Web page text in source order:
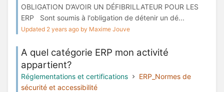
OBLIGATION D’AVOIR UN DÉFIBRILLATEUR POUR LES
ERP Sont soumis à l'obligation de détenir un dé...
Updated 2 years ago by Maxime Jouve
A quel catégorie ERP mon activité
appartient?
Réglementations et certifications
ERP_Normes de
sécurité et accessibilité